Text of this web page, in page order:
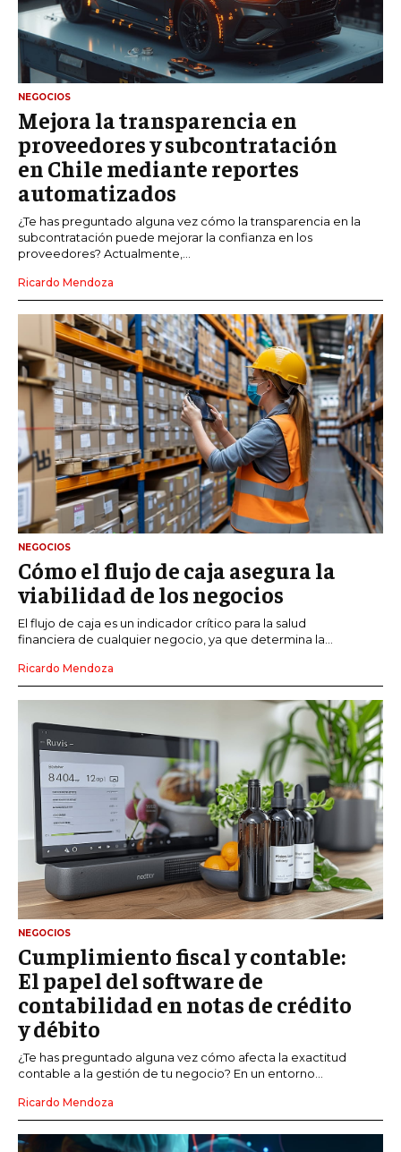
NEGOCIOS
Mejora la transparencia en
proveedores y subcontratación
en Chile mediante reportes
automatizados
¿Te has preguntado alguna vez cómo la transparencia en la
subcontratación puede mejorar la confianza en los
proveedores? Actualmente,...
Ricardo Mendoza
NEGOCIOS
Cómo el flujo de caja asegura la
viabilidad de los negocios
El flujo de caja es un indicador crítico para la salud
financiera de cualquier negocio, ya que determina la...
Ricardo Mendoza
NEGOCIOS
Cumplimiento fiscal y contable:
El papel del software de
contabilidad en notas de crédito
y débito
¿Te has preguntado alguna vez cómo afecta la exactitud
contable a la gestión de tu negocio? En un entorno...
Ricardo Mendoza